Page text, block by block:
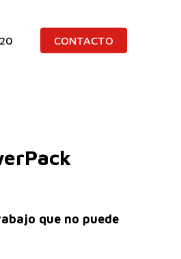
CONTACTO
que no puede